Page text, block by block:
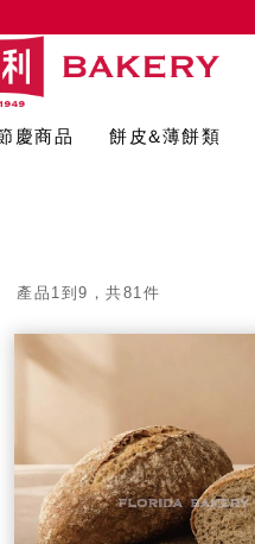
慶商品 餅皮&薄餅類
產品1到9，共81件